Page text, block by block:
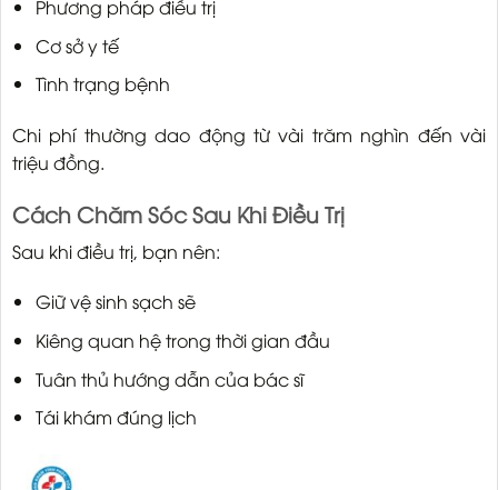
Phương pháp điều trị
Cơ sở y tế
Tình trạng bệnh
Chi phí thường dao động từ vài trăm nghìn đến vài
triệu đồng.
Cách Chăm Sóc Sau Khi Điều Trị
Sau khi điều trị, bạn nên:
Giữ vệ sinh sạch sẽ
Kiêng quan hệ trong thời gian đầu
Tuân thủ hướng dẫn của bác sĩ
Tái khám đúng lịch